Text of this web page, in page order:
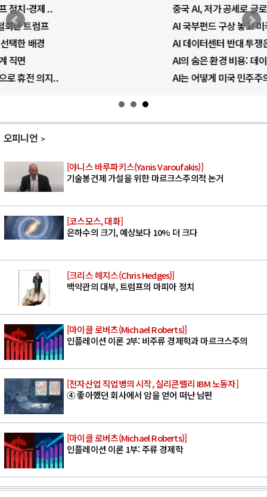
중국 AI, 저가 공세로 글로벌 토큰 시..
AI 국부펀드 구상 놓고 미국 진보진영 ..
AI 데이터센터 반대 투쟁은 새로운 글로..
AI의 숨은 환경 비용: 데이터센터 확산..
AI는 어떻게 미국 민주주의를 잠식하고 ..
오피니언
[야니스 바루파키스(Yanis Varoufakis)]
기술봉건제 가설을 위한 마르크스주의적 논거
[코스모스, 대화]
은하수의 크기, 예상보다 10% 더 크다
[크리스 헤지스(Chris Hedges)]
백악관의 대부, 트럼프의 마피아 정치
[마이클 로버츠(Michael Roberts)]
인플레이션 이론 2부: 비주류 경제학과 마르크스주의
[전자산업 직업병의 시작, 실리콘밸리 IBM 노동자]
④ 좋아했던 회사에서 암을 얻어 떠난 남편
[마이클 로버츠(Michael Roberts)]
인플레이션 이론 1부: 주류 경제학